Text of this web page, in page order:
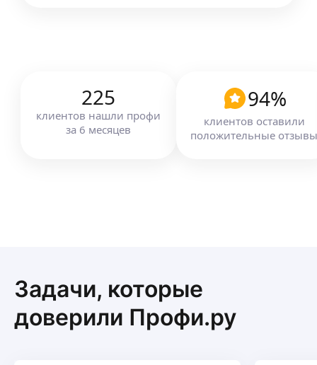
225
клиентов нашли профи
за 6 месяцев
94%
клиентов оставили
положительные отзывы
Задачи, которые
доверили Профи.ру